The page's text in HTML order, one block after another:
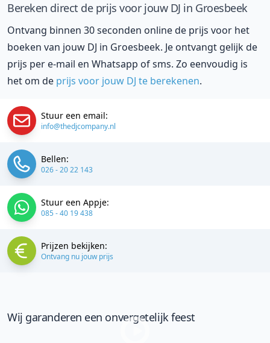
Bereken direct de prijs voor jouw DJ in Groesbeek
Ontvang binnen 30 seconden online de prijs voor het
boeken van jouw DJ in Groesbeek. Je ontvangt gelijk de
prijs per e-mail en Whatsapp of sms. Zo eenvoudig is
het om de prijs voor jouw DJ te berekenen.
Stuur een email:
info@thedjcompany.nl
Bellen:
026 - 20 22 143
Stuur een Appje:
085 - 40 19 438
Prijzen bekijken:
Ontvang nu jouw prijs
Wij garanderen een onvergetelijk feest